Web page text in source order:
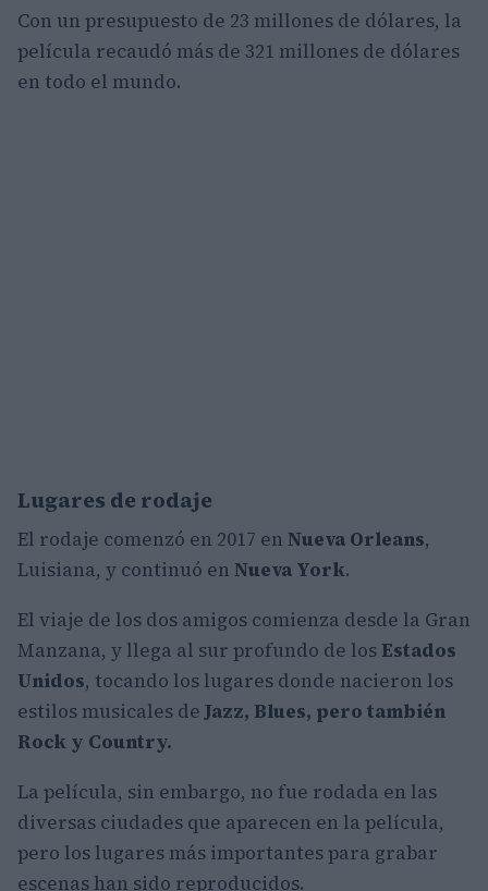
Con un presupuesto de 23 millones de dólares, la
película recaudó más de 321 millones de dólares
en todo el mundo.
Lugares de rodaje
El rodaje comenzó en 2017 en Nueva Orleans,
Luisiana, y continuó en Nueva York.
El viaje de los dos amigos comienza desde la Gran
Manzana, y llega al sur profundo de los Estados
Unidos, tocando los lugares donde nacieron los
estilos musicales deJazz, Blues, pero también
Rock y Country.
La película, sin embargo, no fue rodada en las
diversas ciudades que aparecen en la película,
pero los lugares más importantes para grabar
escenas han sido reproducidos.